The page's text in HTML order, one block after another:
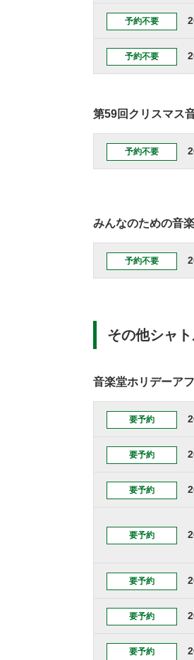
予約不要
予約不要
第59回クリスマス
予約不要
みんなのための音
予約不要
その他シャ
音楽堂ホリデーア
要予約
要予約
要予約
要予約
要予約
要予約
要予約